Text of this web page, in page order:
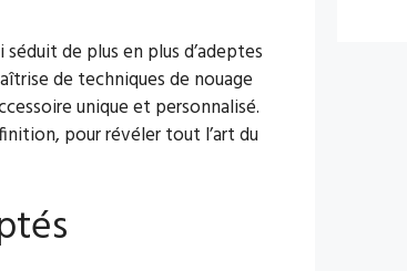
de plus en plus d’adeptes
de techniques de nouage
unique et personnalisé.
pour révéler tout l’art du